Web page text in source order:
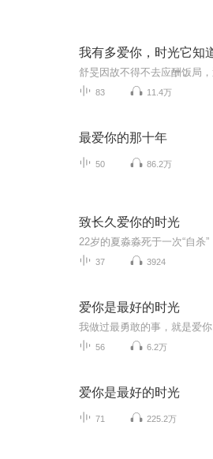
83 11.4万
最爱你的那十年
50 86.2万
致长久爱你的时光
37 3924
爱你是最好的时光
我做过最勇敢的事，就是爱你
56 6.2万
爱你是最好的时光
71 225.2万